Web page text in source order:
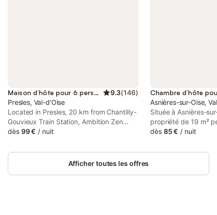
Maison d’hôte pour 6 personnes 9.3(146)
Presles, Val-d'Oise
Located in Presles, 20 km from Chantilly-
Gouvieux Train Station, Ambition Zen
Presles has an outdoor swimming pool,
access. The property has pool and
garden views, and is 26 km from Stade
dès 99 € / nuit
Asnières-sur-Oise,
Située à Asnières-
propriété de 19 m²
personnes et
L'hébergement
dès 85 € / nuit
Afficher toutes les offres